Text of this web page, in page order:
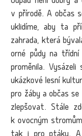
v přírodě. A občas
uklidíme, aby ta
zahrada, která
orné půdy na
proměnila.
ukázkové lesní
pro žáby a občas
zlepšovat. Stále
k ovocným